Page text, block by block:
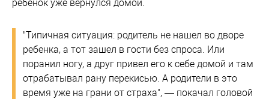
ребенок уже вернулся домой.
"Типичная ситуация: родитель не нашел во дворе
ребенка, а тот зашел в гости без спроса. Или
поранил ногу, а друг привел его к себе домой и там
отрабатывал рану перекисью. А родители в это
время уже на грани от страха", — покачал головой